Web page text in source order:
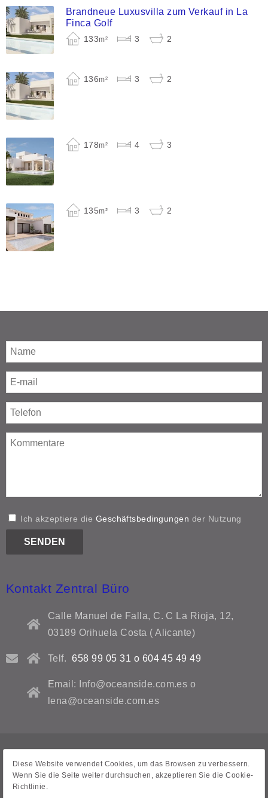
Brandneue Luxusvilla zum Verkauf in La
Finca Golf
133m² 3 2
136m² 3 2
178m² 4 3
135m² 3 2
Ich akzeptiere die Geschäftsbedingungen der Nutzung
Kontakt Zentral Büro
Calle Manuel de Falla, C. C La Rioja, 12,
03189 Orihuela Costa ( Alicante)
Telf. 658 99 05 31 o 604 45 49 49
Email: Info@oceanside.com.es o
lena@oceanside.com.es
Datenschutzrichtlinie
Rechtliche Hinweise
Diese Website verwendet Cookies, um das Browsen zu verbessern.
Wenn Sie die Seite weiter durchsuchen, akzeptieren Sie die Cookie-
Richtlinie.